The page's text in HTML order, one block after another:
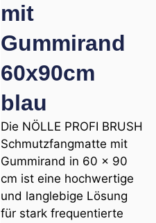
mit
Gummirand
60x90cm
blau
Die NÖLLE PROFI BRUSH
Schmutzfangmatte mit
Gummirand in 60 x 90
cm ist eine hochwertige
und langlebige Lösung
für stark frequentierte